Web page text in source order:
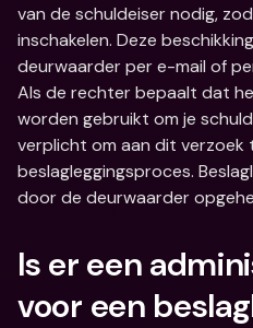
van de schuldeiser nodig,
inschakelen. Deze
deurwaarder per e-mail of
Als de rechter bepaalt dat
worden gebruikt om je
verplicht om aan dit verzoek
beslagleggingsproces.
door de deurwaarder
Is er een
voor een